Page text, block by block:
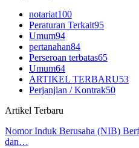
notariat100
Peraturan Terkait95
Umum94
pertanahan84
Perseroan terbatas65
Umum64
ARTIKEL TERBARU53
Perjanjian / Kontrak50
Artikel Terbaru
Nomor Induk Berusaha (NIB)
dan…